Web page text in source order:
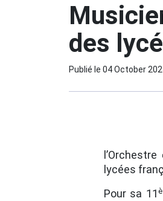
des
Publié le 04 October
lycées
Pour sa 11